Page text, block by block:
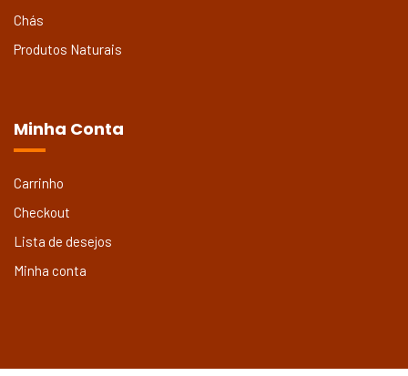
Chás
Produtos Naturais
Minha Conta
Carrinho
Checkout
Lista de desejos
Minha conta